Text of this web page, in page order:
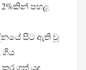
පහළ
සිට ඇති වූ
ගිය
ගත් යුද